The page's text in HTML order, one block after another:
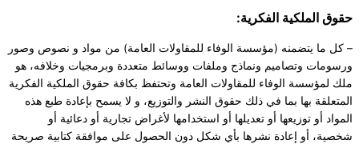
حقوق الملكية الفكرية:
– كل ما يتضمنه (مؤسسة الوفاء للمقاولات العامة) من مواد و نصوص وصور
ورسومات وتصاميم ونماذج وملفات ووسائط متعددة وبرمجيات وخلافه، هو
ملك لمؤسسة الوفاء للمقاولات العامة وتحتفظ بكافة حقوق الملكية الفكرية
المتعلقة بها بما في ذلك حقوق النشر والتوزيع، و لا يسمح بإعادة طبع هذه
المواد أو توزيعها أو تعديلها أو استخدامها لأغراض تجارية أو دعائية أو
شخصية، أو إعادة نشرها بأي شكل دون الحصول على موافقة كتابية صريحة